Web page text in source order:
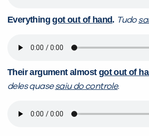
Everythinggot out of hand. Tudo
Their argument almost got out of
deles quasesaiu do controle.